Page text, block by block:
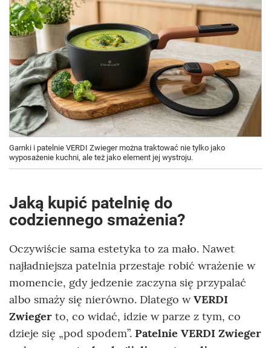
Garnki i patelnie VERDI Zwieger można traktować nie tylko jako
wyposażenie kuchni, ale też jako element jej wystroju.
Jaką kupić patelnię do
codziennego smażenia?
Oczywiście sama estetyka to za mało. Nawet
najładniejsza patelnia przestaje robić wrażenie w
momencie, gdy jedzenie zaczyna się przypalać
albo smaży się nierówno. Dlatego wVERDI
Zwieger to, co widać, idzie w parze z tym, co
dzieje się „pod spodem”. Patelnie VERDI Zwieger